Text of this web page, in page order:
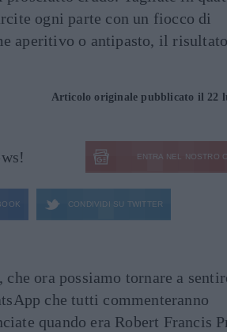
ogni parte con un fiocco di
aperitivo o antipasto, il
Articolo originale pubblicato il 22
ENTRA NEL NOSTRO
CONDIVIDI SU TWITTER
ora possiamo tornare a
che tutti commenteranno
quando era Robert Francis